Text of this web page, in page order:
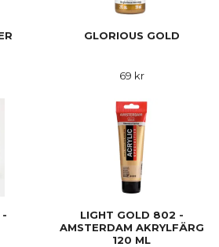
GLORIOUS GOLD
69 kr
-
LIGHT GOLD 802 -
AMSTERDAM AKRYLFÄRG
120 ML